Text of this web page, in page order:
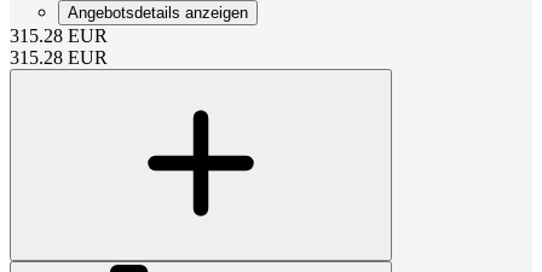
Angebotsdetails anzeigen
315.28 EUR
315.28 EUR